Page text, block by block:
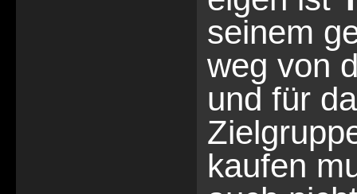
seinem
weg von
und für
kaufen